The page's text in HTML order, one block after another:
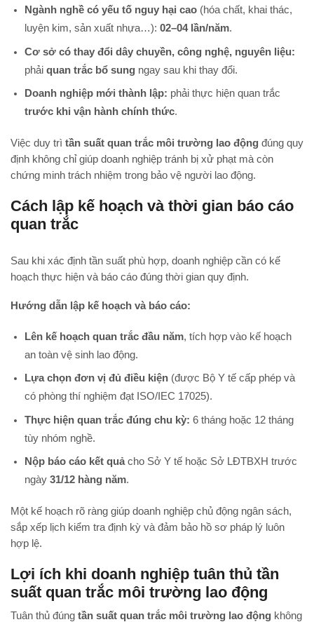
Ngành nghề có yếu tố nguy hại cao (hóa chất, khai thác,
luyện kim, sản xuất nhựa…): 02–04 lần/năm.
Cơ sở có thay đổi dây chuyền, công nghệ, nguyên liệu:
phải quan trắc bổ sung ngay sau khi thay đổi.
Doanh nghiệp mới thành lập: phải thực hiện quan trắc
trước khi vận hành chính thức.
Việc duy trì tần suất quan trắc môi trường lao động đúng quy
định không chỉ giúp doanh nghiệp tránh bị xử phạt mà còn
chứng minh trách nhiệm trong bảo vệ người lao động.
Cách lập kế hoạch và thời gian báo cáo
quan trắc
Sau khi xác định tần suất phù hợp, doanh nghiệp cần có kế
hoạch thực hiện và báo cáo đúng thời gian quy định.
Hướng dẫn lập kế hoạch và báo cáo:
Lên kế hoạch quan trắc đầu năm, tích hợp vào kế hoạch
an toàn vệ sinh lao động.
Lựa chọn đơn vị đủ điều kiện (được Bộ Y tế cấp phép và
có phòng thí nghiệm đạt ISO/IEC 17025).
Thực hiện quan trắc đúng chu kỳ: 6 tháng hoặc 12 tháng
tùy nhóm nghề.
Nộp báo cáo kết quảcho Sở Y tế hoặc Sở LĐTBXH trước
ngày 31/12 hàng năm.
Một kế hoạch rõ ràng giúp doanh nghiệp chủ động ngân sách,
sắp xếp lịch kiểm tra định kỳ và đảm bảo hồ sơ pháp lý luôn
hợp lệ.
Lợi ích khi doanh nghiệp tuân thủ tần
suất quan trắc môi trường lao động
Tuân thủ đúng tần suất quan trắc môi trường lao động không